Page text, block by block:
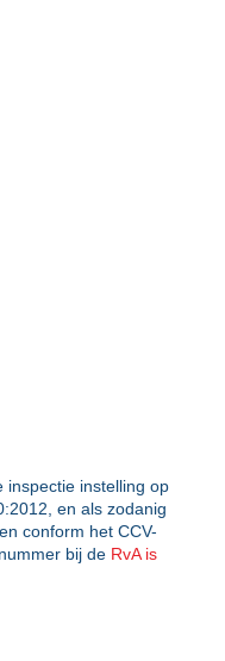
inspectie instelling op
en als zodanig
conform het CCV-
bij de RvA is